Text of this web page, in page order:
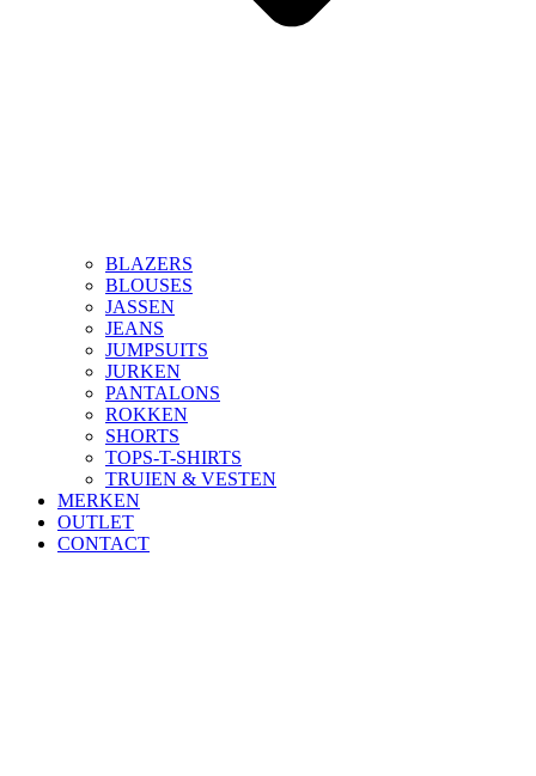
BLAZERS
BLOUSES
JASSEN
JEANS
JUMPSUITS
JURKEN
PANTALONS
ROKKEN
SHORTS
TOPS-T-SHIRTS
TRUIEN & VESTEN
MERKEN
OUTLET
CONTACT